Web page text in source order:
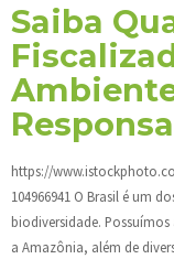
Saiba
https://
104966941 O Brasil é um
biodiversidade.
a Amazônia, além de